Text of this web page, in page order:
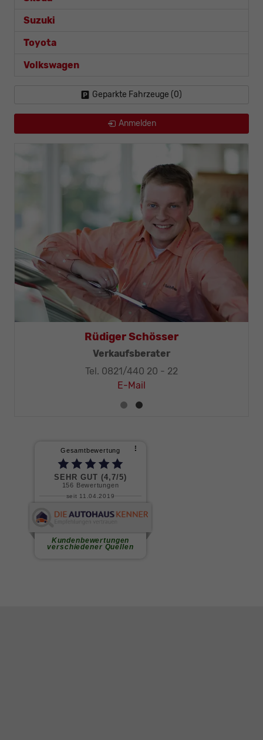
Suzuki
Toyota
Volkswagen
Geparkte Fahrzeuge (0)
Anmelden
Thomas Mohr
Geschäftsleitung, KFZ-Techniker-Meister
Tel. 0821/440 20 - 32
E-Mail